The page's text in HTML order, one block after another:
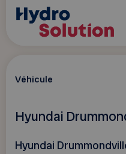
Véhicule
Hyundai
Hyundai